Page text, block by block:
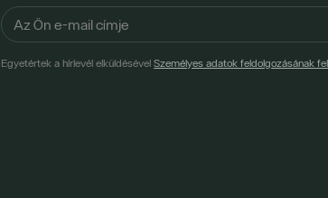
Egyetértek a hírlevél elküldésévelSzemélyes adatok feldolgozásának